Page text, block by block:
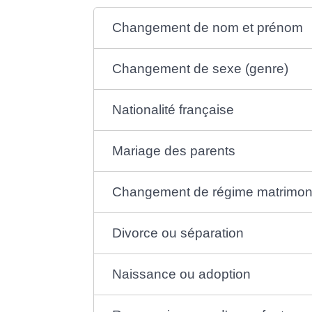
Changement de nom et prénom
Changement de sexe (genre)
Nationalité française
Mariage des parents
Changement de régime
Divorce ou séparation
Naissance ou adoption